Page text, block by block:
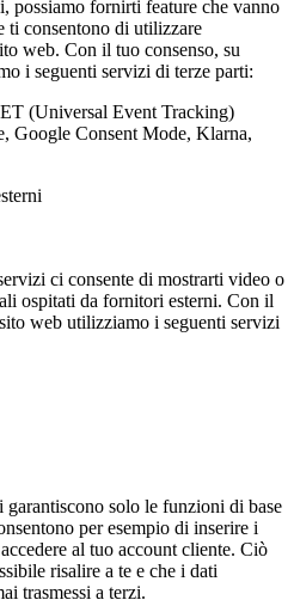
possiamo fornirti feature che vanno
ti consentono di utilizzare
web. Con il tuo consenso, su
i seguenti servizi di terze parti:
(Universal Event Tracking)
Google Consent Mode, Klarna,
ci consente di mostrarti video o
ospitati da fornitori esterni. Con il
web utilizziamo i seguenti servizi
garantiscono solo le funzioni di base
per esempio di inserire i
al tuo account cliente. Ciò
risalire a te e che i dati
trasmessi a terzi.